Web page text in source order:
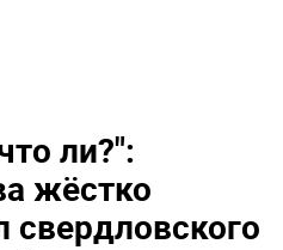
ли?":
жёстко
свердловского